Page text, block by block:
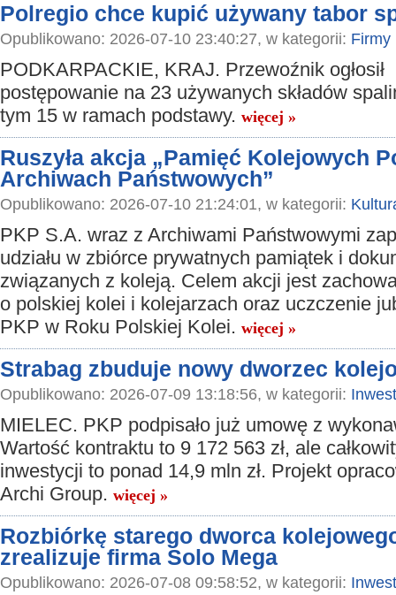
Polregio chce kupić używany tabor
Opublikowano: 2026-07-10 23:40:27, w kategorii: Firmy
PODKARPACKIE, KRAJ. Przewoźnik ogłosił
postępowanie na 23 używanych składów
tym 15 w ramach podstawy. więcej »
Ruszyła akcja „Pamięć Kolejowych
Archiwach Państwowych”
Opublikowano: 2026-07-10 21:24:01, w kategorii:
PKP S.A. wraz z Archiwami Państwowymi
udziału w zbiórce prywatnych pamiątek i
związanych z koleją. Celem akcji jest
o polskiej kolei i kolejarzach oraz uczczenie
PKP w Roku Polskiej Kolei. więcej »
Strabag zbuduje nowy dworzec
Opublikowano: 2026-07-09 13:18:56, w kategorii:
MIELEC. PKP podpisało już umowę z
Wartość kontraktu to 9 172 563 zł, ale
inwestycji to ponad 14,9 mln zł. Projekt
Archi Group. więcej »
Rozbiórkę starego dworca
zrealizuje firma Solo Mega
Opublikowano: 2026-07-08 09:58:52, w kategorii: